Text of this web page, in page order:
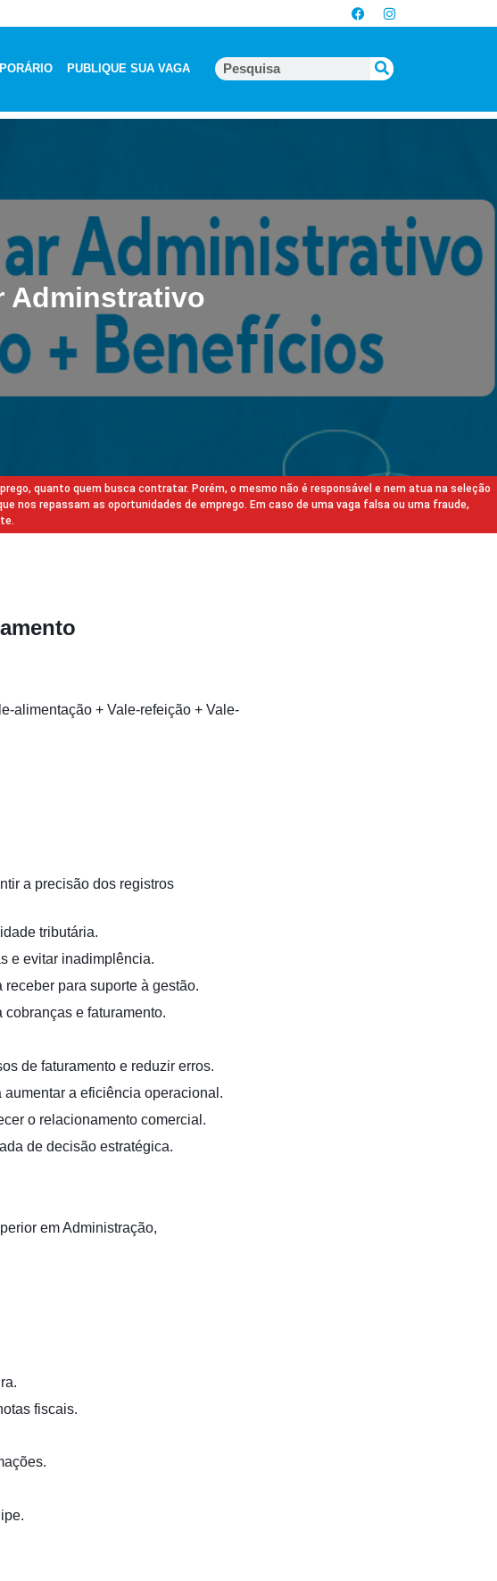
PUBLIQUE SUA VAGA
Adminstrativo
quanto quem busca contratar. Porém, o mesmo não é responsável e nem atua na seleção
nos repassam as oportunidades de emprego. Em caso de uma vaga falsa ou uma fraude,
alimentação + Vale-refeição + Vale-
a precisão dos registros
tributária.
e evitar inadimplência.
para suporte à gestão.
e faturamento.
de faturamento e reduzir erros.
a eficiência operacional.
o relacionamento comercial.
de decisão estratégica.
em Administração,
fiscais.